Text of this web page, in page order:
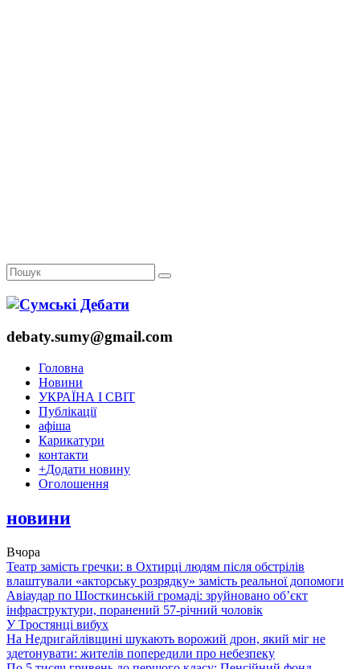
debaty.sumy@gmail.com
Головна
Новини
УКРАЇНА І СВІТ
Публікації
афіша
Карикатури
контакти
+Додати новину
Оголошення
новини
Вчора
Театр замість гречки: в Охтирці людям після обстрілів
влаштували «акторську розрядку» замість реальної допомоги
Авіаудар по Шосткинській громаді: зруйновано об’єкт
інфраструктури, поранений 57-річний чоловік
У Тростянці вибух
На Недригайлівщині шукають ворожий дрон, який міг не
здетонувати: жителів попередили про небезпеку